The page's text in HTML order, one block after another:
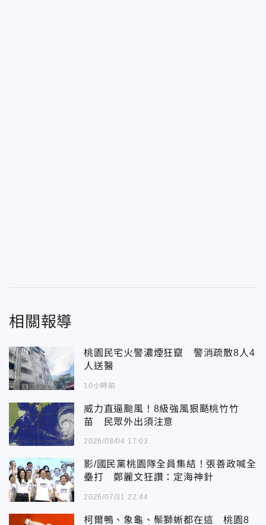
相關報導
桃園民宅火警濃煙狂竄 警消疏散8人4
人送醫
10小時前
威力直逼颱風！8級強風狠颳桃竹竹
苗 民眾外出須注意
2026/08/04 17:03
影/國民黨桃園隊全員集結！張善政喊全
壘打 鄭麗文狂讚：定海神針
2026/07/31 22:44
柯爾鴨、象龜、鬃獅蜥都在這 桃園8